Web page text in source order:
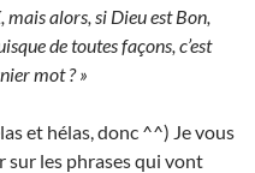
mais alors, si Dieu est Bon,
de toutes façons, c’est
mot ? »
et hélas, donc ^^) Je vous
sur les phrases qui vont